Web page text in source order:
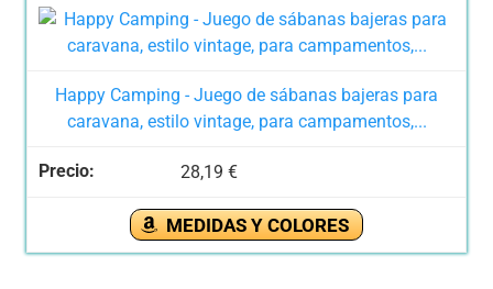
Happy Camping - Juego de sábanas bajeras para
caravana, estilo vintage, para campamentos,...
28,19 €
MEDIDAS Y COLORES